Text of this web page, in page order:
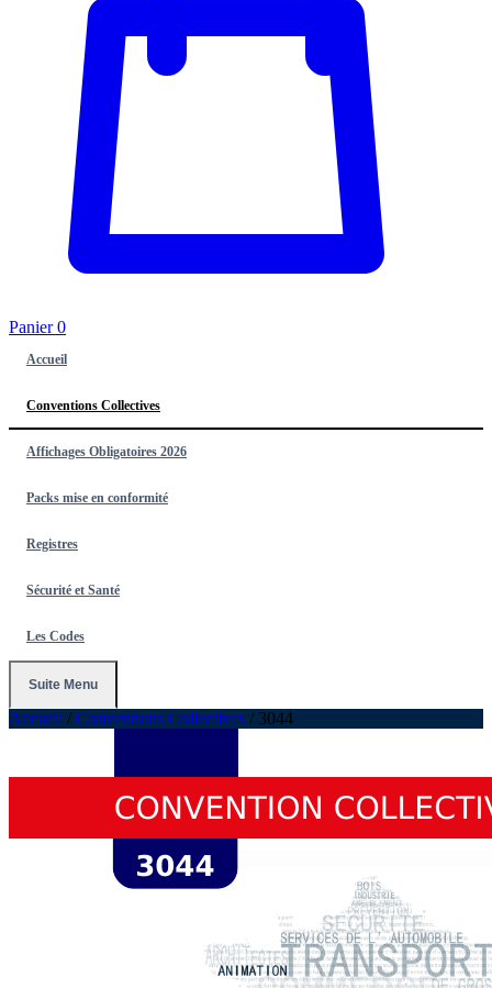
Panier0
Accueil
Conventions Collectives
Affichages Obligatoires 2026
Packs mise en conformité
Registres
Sécurité et Santé
Les Codes
Suite Menu
Accueil / Conventions Collectives / 3044